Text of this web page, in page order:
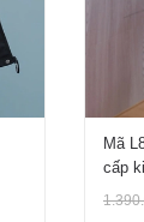
Mã
cấp